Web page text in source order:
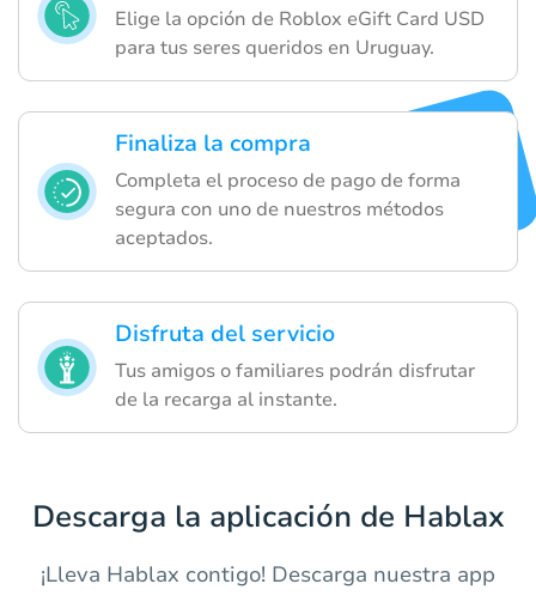
Elige la opción de Roblox eGift Card USD
para tus seres queridos en Uruguay.
Finaliza la compra
Completa el proceso de pago de forma
segura con uno de nuestros métodos
aceptados.
Disfruta del servicio
Tus amigos o familiares podrán disfrutar
de la recarga al instante.
Descarga la aplicación de Hablax
¡Lleva Hablax contigo! Descarga nuestra app